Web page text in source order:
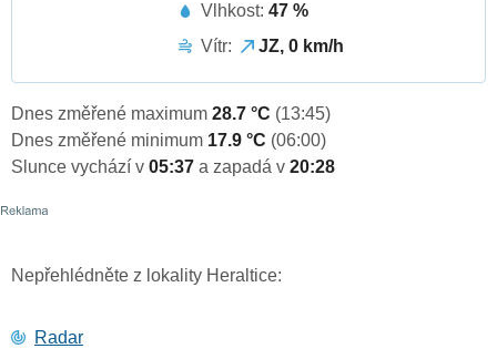
Vlhkost: 47 %
Vítr:
JZ, 0 km/h
Dnes změřené maximum 28.7 °C (13:45)
Dnes změřené minimum 17.9 °C (06:00)
Slunce vychází v 05:37 a zapadá v 20:28
Nepřehlédněte z lokality Heraltice:
Radar